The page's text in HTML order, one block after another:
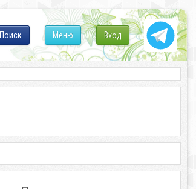
Вход
Меню
Поиск